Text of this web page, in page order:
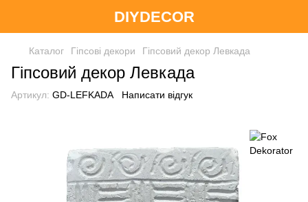
DIYDECOR
Каталог Гіпсові декори Гіпсовий декор Левкада
Гіпсовий декор Левкада
Артикул: GD-LEFKADA Написати відгук